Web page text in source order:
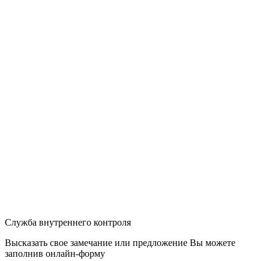
Служба внутреннего контроля
Высказать свое замечание или предложение Вы можете
заполнив онлайн-форму